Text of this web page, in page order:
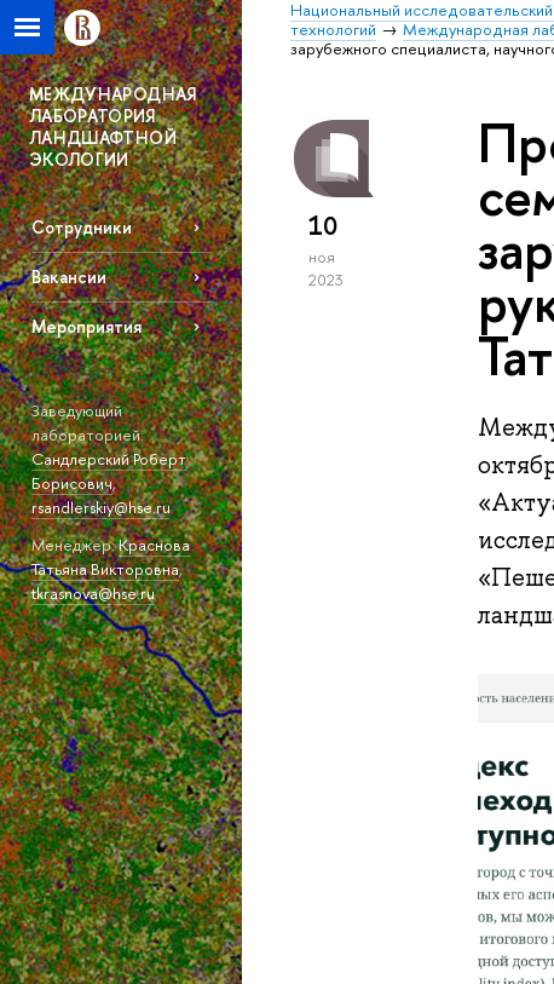
Национальный
технологий
Международная
зарубежного специалиста,
МЕЖДУНАРОДНАЯ
ЛАБОРАТОРИЯ
ЛАНДШАФТНОЙ
ЭКОЛОГИИ
Сотрудники
Вакансии
Мероприятия
Заведующий
лабораторией:
Сандлерский Роберт
Борисович,
rsandlerskiy@hse.ru
Менеджер:Краснова
Татьяна Викторовна,
tkrasnova@hse.ru
10
ноя
2023